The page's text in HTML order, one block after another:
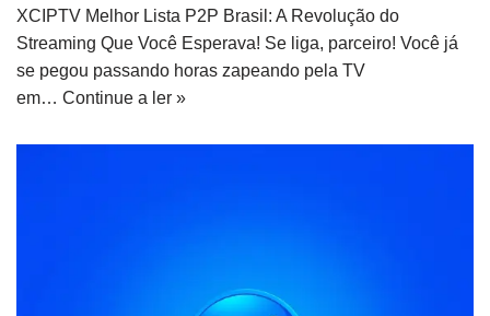
XCIPTV Melhor Lista P2P Brasil: A Revolução do
Streaming Que Você Esperava! Se liga, parceiro! Você já
se pegou passando horas zapeando pela TV
em… Continue a ler »